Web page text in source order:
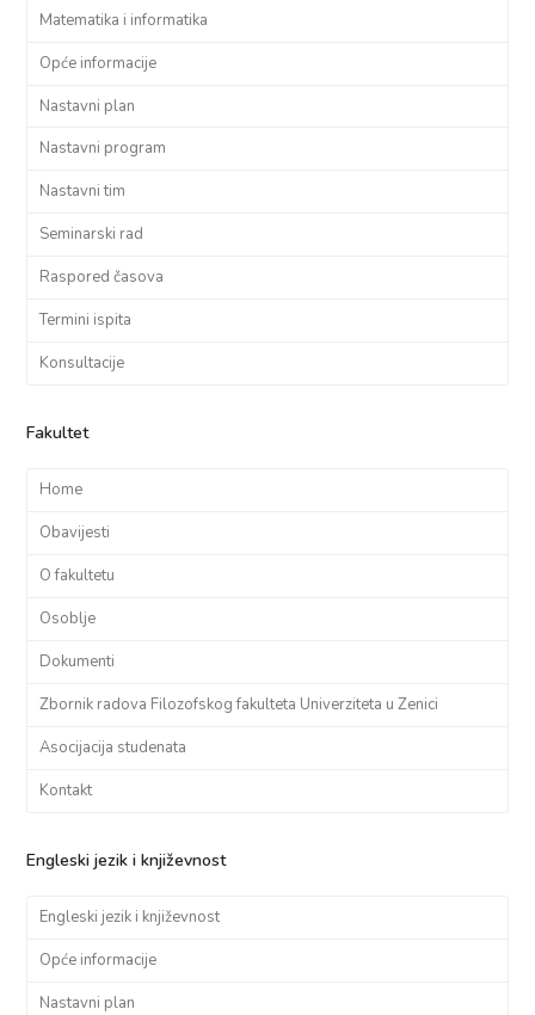
Matematika i informatika
Opće informacije
Nastavni plan
Nastavni program
Nastavni tim
Seminarski rad
Raspored časova
Termini ispita
Konsultacije
Fakultet
Home
Obavijesti
O fakultetu
Osoblje
Dokumenti
Zbornik radova Filozofskog fakulteta Univerziteta u Zenici
Asocijacija studenata
Kontakt
Engleski jezik i književnost
Engleski jezik i književnost
Opće informacije
Nastavni plan